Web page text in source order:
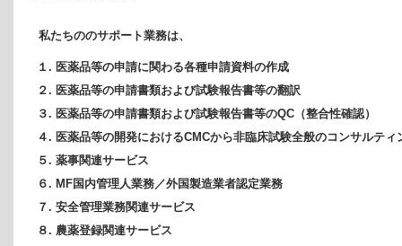
私たちののサポート業務は、
１. 医薬品等の申請に関わる各種申請資料の作成
２. 医薬品等の申請書類および試験報告書等の翻訳
３. 医薬品等の申請書類および試験報告書等のQC（整合性確認）
４. 医薬品等の開発におけるCMCから非臨床試験全般のコンサルティ
５. 薬事関連サービス
６. MF国内管理人業務／外国製造業者認定業務
７. 安全管理業務関連サービス
８. 農薬登録関連サービス